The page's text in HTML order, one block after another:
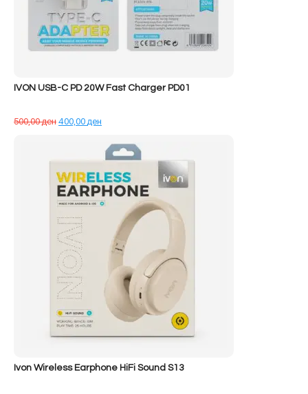
IVON USB-C PD 20W Fast Charger PD01
500,00денÇmimi
400,00ден
tanishëm
është:
Ivon Wireless Earphone HiFi Sound S13